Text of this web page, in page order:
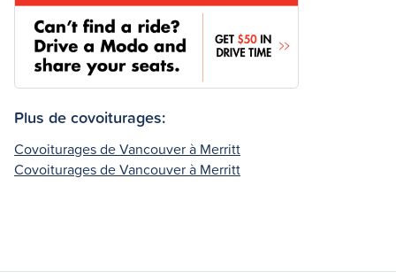
Plus de covoiturages:
Covoiturages de Vancouver à Merritt
Covoiturages de Vancouver à Merritt